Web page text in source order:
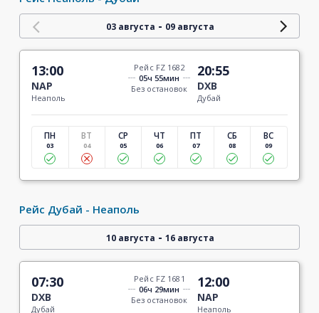
03 августа - 09 августа
13:00
NAP
Неаполь
Рейс FZ 1682
05ч 55мин
Без остановок
20:55
DXB
Дубай
ПН
03
ВТ
04
СР
05
ЧТ
06
ПТ
07
СБ
08
ВС
09
Рейс Дубай - Неаполь
10 августа - 16 августа
07:30
DXB
Дубай
Рейс FZ 1681
06ч 29мин
Без остановок
12:00
NAP
Неаполь